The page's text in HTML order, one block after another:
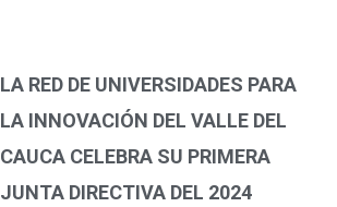
LA RED DE UNIVERSIDADES PARA
LA INNOVACIÓN DEL VALLE DEL
CAUCA CELEBRA SU PRIMERA
JUNTA DIRECTIVA DEL 2024